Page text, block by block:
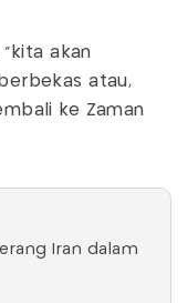
akan
atau,
ke Zaman
Iran dalam